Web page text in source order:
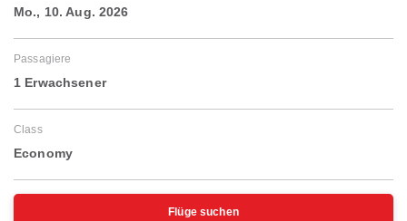
Mo., 10. Aug. 2026
Passagiere
1 Erwachsener
Class
Economy
Flüge suchen